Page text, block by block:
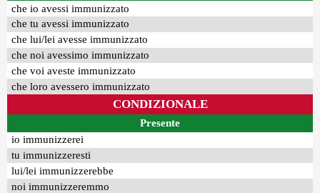
che io avessi immunizzato
che tu avessi immunizzato
che lui/lei avesse immunizzato
che noi avessimo immunizzato
che voi aveste immunizzato
che loro avessero immunizzato
CONDIZIONALE
Presente
io immunizzerei
tu immunizzeresti
lui/lei immunizzerebbe
noi immunizzeremmo